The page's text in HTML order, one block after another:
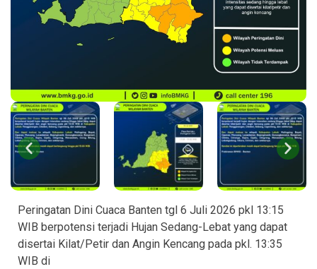
Peringatan Dini Cuaca Banten tgl 6 Juli 2026 pkl 13:15
WIB berpotensi terjadi Hujan Sedang-Lebat yang dapat
disertai Kilat/Petir dan Angin Kencang pada pkl. 13:35
WIB di